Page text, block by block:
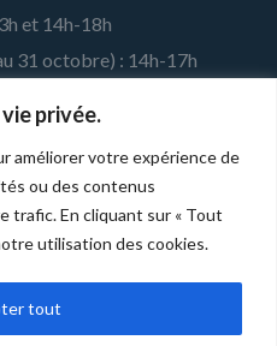
privée.
améliorer votre expérience de
ou des contenus
trafic. En cliquant sur « Tout
utilisation des cookies.
tout
et 14h-18h
31 octobre) : 14h-17h
ET CRÉDITS
Lagrangepour l'association
légales